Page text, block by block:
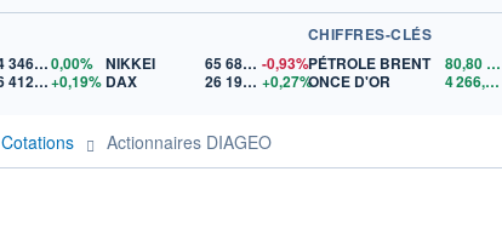
54 346,080,00%
26 412,71+0,19%
NIKKEI 65 683,26 -0,93%
DAX
26 196,19 +0,27%
CHIFFRES-CLÉS
PÉTROLE BRENT
80,80$US
ONCE D'OR
4 266,49
Cotations Actionnaires DIAGEO